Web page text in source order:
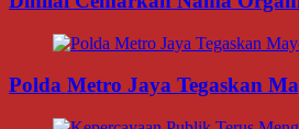
Polda Metro Jaya Tegaskan